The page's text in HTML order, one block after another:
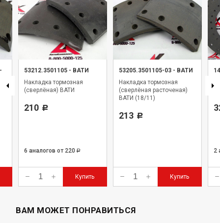
- 53212.3501105 - ВАТИ
Накладка тормозная
(сверлёная) ВАТИ
210 Р
6 аналогов от 220 Р
Купить
53205.3501105-03 - ВАТИ
Накладка тормозная
(сверлёная расточеная)
ВАТИ (18/11)
213 Р
Купить
2
ВАМ МОЖЕТ ПОНРАВИТЬСЯ